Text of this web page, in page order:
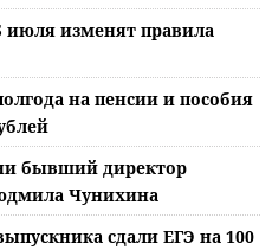
июля изменят правила
на пенсии и пособия
бывший директор
Чунихина
сдали ЕГЭ на 100